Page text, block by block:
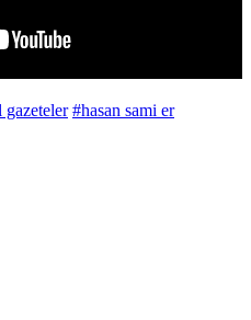
gazeteler #hasan sami er